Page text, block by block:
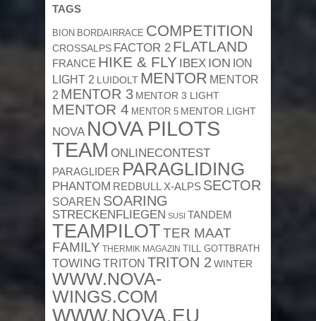
TAGS
BION BORDAIRRACE COMPETITION
CROSSALPS FACTOR 2 FLATLAND
FRANCE HIKE & FLY IBEX ION ION
LIGHT 2 LUIDOLT MENTOR MENTOR
2 MENTOR 3 MENTOR 3 LIGHT
MENTOR 4 MENTOR 5 MENTOR LIGHT
NOVA NOVA PILOTS
TEAM ONLINECONTEST
PARAGLIDER PARAGLIDING
PHANTOM REDBULL X-ALPS SECTOR
SOAREN SOARING
STRECKENFLIEGEN SUSI TANDEM
TEAMPILOTTER MAAT
FAMILY THERMIK MAGAZIN TILL GOTTBRATH
TOWING TRITON TRITON 2 WINTER
WWW.NOVA-
WINGS.COM
WWW.NOVA.EU